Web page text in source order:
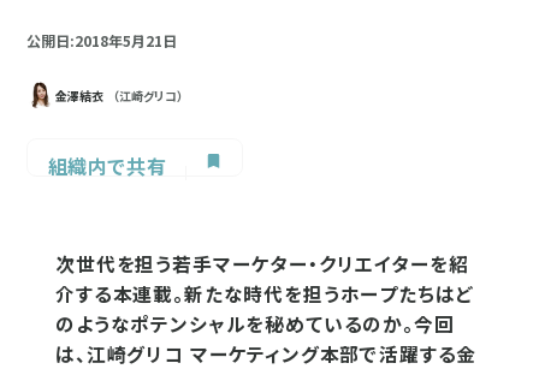
公開日:2018年5月21日
金澤結衣 （江崎グリコ）
組織内で共有
次世代を担う若手マーケター・クリエイターを紹
介する本連載。新たな時代を担うホープたちはど
のようなポテンシャルを秘めているのか。今回
は、江崎グリコ マーケティング本部で活躍する金